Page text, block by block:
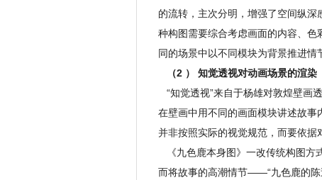
的流转，主次分明，增强了空间纵
种构图需要综合考虑画面的内容、
同的场景中以不同模块为背景推进情
（2 ） 知觉透视对动画场景的渲染
“知觉透视”来自于杨雄对敦煌壁画
在壁画中用不同的画面模块讲述故
并非按照实际的视觉规范，而要依据
《九色鹿本身图》一改传统构图方
而将故事的高潮情节——“九色鹿的陈